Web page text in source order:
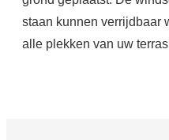
staan kunnen verrijdbaar
alle plekken van uw